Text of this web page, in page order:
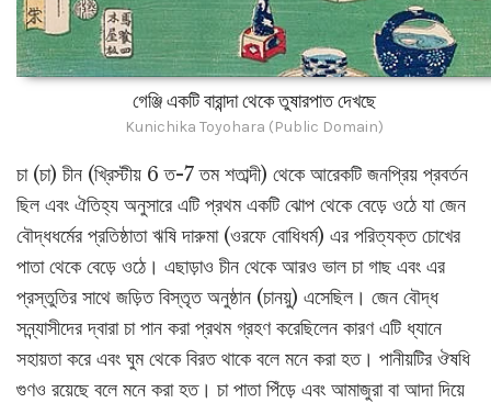
গেঞ্জি একটি বারান্দা থেকে তুষারপাত দেখছে
Kunichika Toyohara (Public Domain)
চা (চা) চীন (খ্রিস্টীয় 6 ত-7 তম শতাব্দী) থেকে আরেকটি জনপ্রিয় প্রবর্তন
ছিল এবং ঐতিহ্য অনুসারে এটি প্রথম একটি ঝোপ থেকে বেড়ে ওঠে যা জেন
বৌদ্ধধর্মের প্রতিষ্ঠাতা ঋষি দারুমা (ওরফে বোধিধর্ম) এর পরিত্যক্ত চোখের
পাতা থেকে বেড়ে ওঠে। এছাড়াও চীন থেকে আরও ভাল চা গাছ এবং এর
প্রস্তুতির সাথে জড়িত বিস্তৃত অনুষ্ঠান (চানয়ু) এসেছিল। জেন বৌদ্ধ
সন্ন্যাসীদের দ্বারা চা পান করা প্রথম গ্রহণ করেছিলেন কারণ এটি ধ্যানে
সহায়তা করে এবং ঘুম থেকে বিরত থাকে বলে মনে করা হত। পানীয়টির ঔষধি
গুণও রয়েছে বলে মনে করা হত। চা পাতা পিঁড়ে এবং আমাজুরা বা আদা দিয়ে